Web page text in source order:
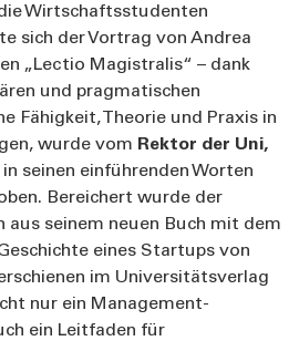
Wirtschaftsstudenten
sich der Vortrag von Andrea
„Lectio Magistralis“ – dank
und pragmatischen
Fähigkeit, Theorie und Praxis in
wurde vom Rektor der Uni,
in seinen einführenden Worten
Bereichert wurde der
seinem neuen Buch mit dem
eines Startups von
im Universitätsverlag
nur ein Management-
ein Leitfaden für